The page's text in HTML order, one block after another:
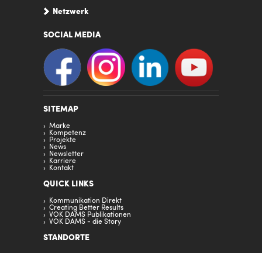
Netzwerk
SOCIAL MEDIA
SITEMAP
Marke
Kompetenz
Projekte
News
Newsletter
Karriere
Kontakt
QUICK LINKS
Kommunikation Direkt
Creating Better Results
VOK DAMS Publikationen
VOK DAMS - die Story
STANDORTE